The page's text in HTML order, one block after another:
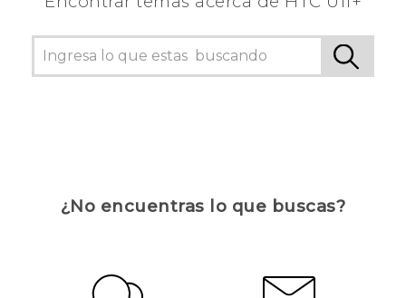
AYUDA
Dispositivos y accesorios HTC
Iniciar sesión
¿No encuentras lo que buscas?